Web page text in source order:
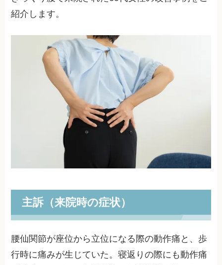
紹介します。
主訴（来院時の症状）
腰仙関節が座位から立位になる際の動作痛と、歩
行時に痛みが生じていた。寝返りの際にも動作痛